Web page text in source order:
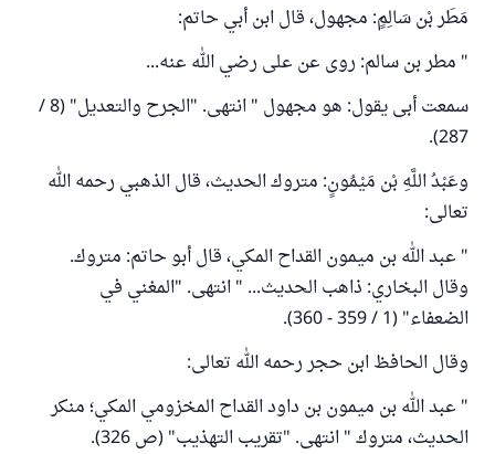
مَطَر بْن سَالِمٍ: مجهول، قال ابن أبي حاتم:
" مطر بن سالم: روى عن على رضي الله عنه...
سمعت أبى يقول: هو مجهول " انتهى. "الجرح والتعديل" (8 /
287).
وعَبْدُ اللَّهِ بْن مَيْمُونٍ: متروك الحديث، قال الذهبي رحمه الله
تعالى:
" عبد الله بن ميمون القداح المكي، قال أبو حاتم: متروك.
وقال البخاري: ذاهب الحديث... " انتهى. "المغني في
الضعفاء" (1 / 359 - 360).
وقال الحافظ ابن حجر رحمه الله تعالى:
" عبد الله بن ميمون بن داود القداح المخزومي المكي؛ منكر
الحديث، متروك " انتهى. "تقريب التهذيب" (ص 326).